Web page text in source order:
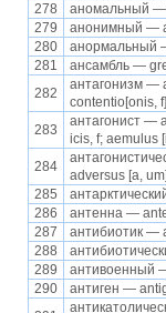
278
аномальный —
279
анонимный —
280
анормальный
281
ансамбль —
282
антагонизм —
contentio[onis,
283
антагонист —
icis, f; aemulus
284
adversus [a,
285
286
антенна —
287
антибиотик —
288
289
антивоенный
290
антиген —